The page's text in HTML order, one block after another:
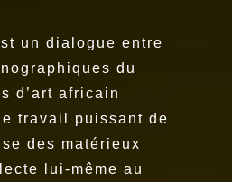
un dialogue entre
du
d’art africain
travail puissant de
des matérieux
lui-même au